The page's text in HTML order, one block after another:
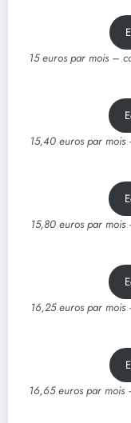
15 euros par mois –
15,40 euros par
15,80 euros par
16,25 euros par
16,65 euros par mois